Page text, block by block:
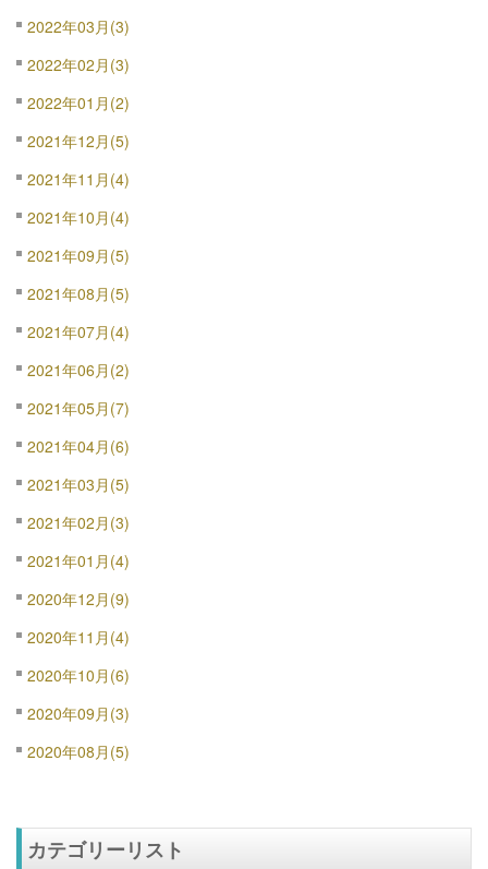
2022年03月(3)
2022年02月(3)
2022年01月(2)
2021年12月(5)
2021年11月(4)
2021年10月(4)
2021年09月(5)
2021年08月(5)
2021年07月(4)
2021年06月(2)
2021年05月(7)
2021年04月(6)
2021年03月(5)
2021年02月(3)
2021年01月(4)
2020年12月(9)
2020年11月(4)
2020年10月(6)
2020年09月(3)
2020年08月(5)
カテゴリーリスト